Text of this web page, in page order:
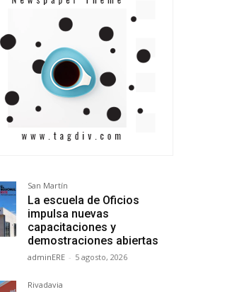
San Martín
La escuela de Oficios
impulsa nuevas
capacitaciones y
demostraciones abiertas
adminERE - 5 agosto, 2026
Rivadavia